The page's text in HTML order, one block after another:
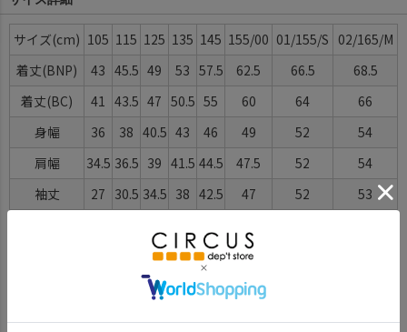
サイズ 105 115 125 135 145 155/00 01/155/S 02/165/M
着丈(BNP)
43 45.5 49 53 57.5 62.5 66.5
68.5
着丈(BC)
41 43.5 47 50.5 55 60 64
66
身幅
36 38 40.5 43 46 49 52
54
肩幅
34.5 36.5 39 41.5 44.5 47.5 52
54
袖丈
27 30.5 34.5 38 42.5 47 52
53
※BCはバックセンター（首から裾までの後中心）です。
※SNPはサイドネックポイント（肩から裾までの直線で計測した長